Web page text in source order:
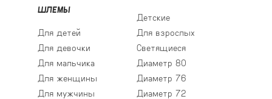
ШЛЕМЫ
Для детей
Для девочки
Для мальчика
Для женщины
Для мужчины
Детские
Для взрослых
Светящиеся
Диаметр 80
Диаметр 76
Диаметр 72